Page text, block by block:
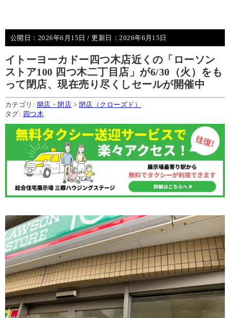
公開日： 2026年6月15日 / 更新日：2026年6月15日
イトーヨーカドー四つ木店近くの「ローソン
ストア100 四つ木二丁目店」が6/30（火）をも
って閉店、現在売り尽くしセールが開催中
カテゴリ: 開店・閉店 > 閉店（クローズド）
タグ: 四つ木